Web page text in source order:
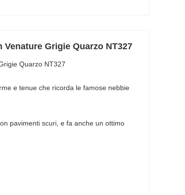
Grigie Quarzo NT327
Quarzo NT327
e tenue che ricorda le famose nebbie
pavimenti scuri, e fa anche un ottimo